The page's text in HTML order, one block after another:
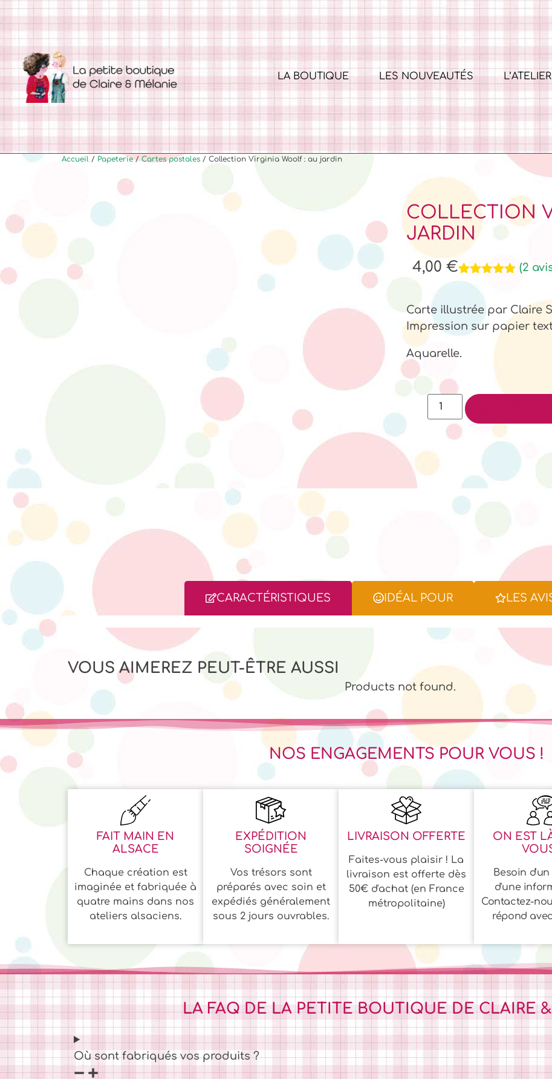
LA BOUTIQUE LES NOUVEAUTÉS L’ATELIER
Accueil / Papeterie/ Cartes postales / Collection Virginia Woolf : au jardin
COLLECTION
JARDIN
4,00 €
Noté
basé sur
2
notations
client
(2
Carte illustrée par Claire
Impression sur papier
Aquarelle.
CARACTÉRISTIQUES IDÉAL POUR LES
VOUS AIMEREZ PEUT-ÊTRE AUSSI
Products not found.
NOS ENGAGEMENTS POUR VOUS !
FAIT MAIN EN
ALSACE
Chaque création est
imaginée et fabriquée à
quatre mains dans nos
ateliers alsaciens.
EXPÉDITION
SOIGNÉE
Vos trésors sont
préparés avec soin et
expédiés généralement
sous 2 jours ouvrables.
LIVRAISON OFFERTE
Faites-vous plaisir ! La
livraison est offerte dès
50€ d'achat (en France
métropolitaine)
ON EST
Besoin
d'une
Contactez-
répond
LA FAQ DE LA PETITE BOUTIQUE DE CLAIRE
Où sont fabriqués vos produits ?